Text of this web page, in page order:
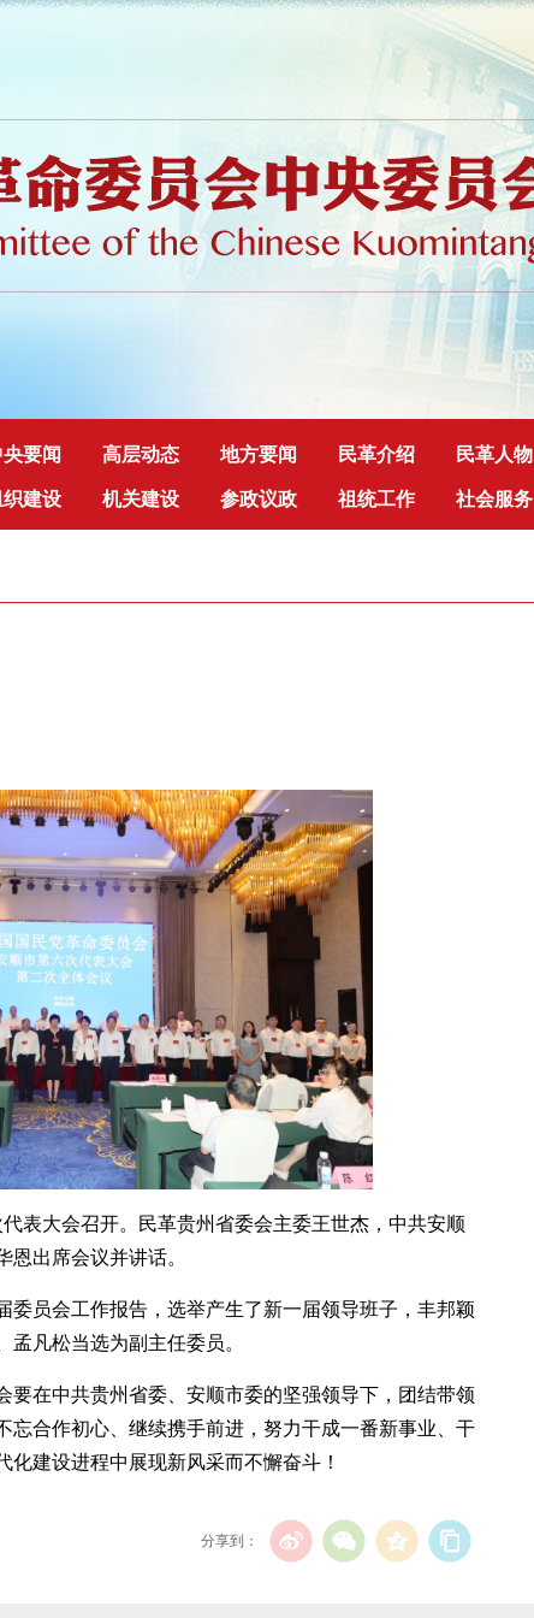
要闻 高层动态 地方要闻 民革介绍 民革人物
织建设 机关建设 参政议政 祖统工作 社会服务
表大会召开。民革贵州省委会主委王世杰，中共安顺
出席会议并讲话。
委员会工作报告，选举产生了新一届领导班子，丰邦颖
凡松当选为副主任委员。
要在中共贵州省委、安顺市委的坚强领导下，团结带领
忘合作初心、继续携手前进，努力干成一番新事业、干
建设进程中展现新风采而不懈奋斗！
分享到：